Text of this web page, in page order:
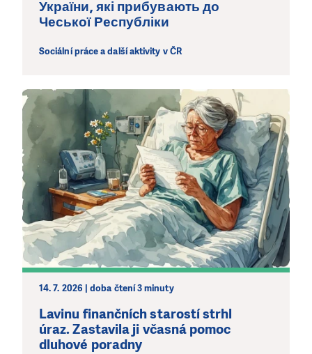
України, які прибувають до
Чеської Республіки
Sociální práce a další aktivity v ČR
14. 7. 2026 | doba čtení 3 minuty
Lavinu finančních starostí strhl
úraz. Zastavila ji včasná pomoc
dluhové poradny
kde je to nejvíce potřeba.
DAROVAT DAROVAT PRAVIDELNĚ